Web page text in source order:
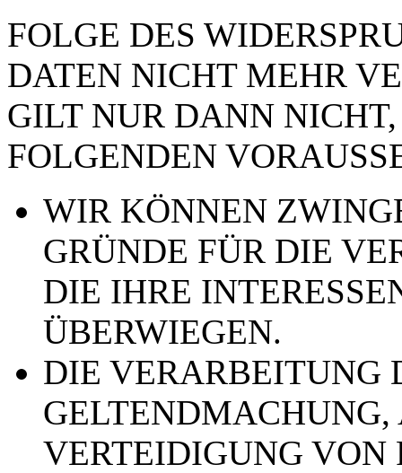
FOLGE DES
DATEN NICHT MEHR
GILT NUR DANN
FOLGENDEN
WIR KÖNNEN
GRÜNDE FÜR DIE
DIE IHRE
ÜBERWIEGEN.
DIE VERARBEITUNG
VERTEIDIGUNG VON